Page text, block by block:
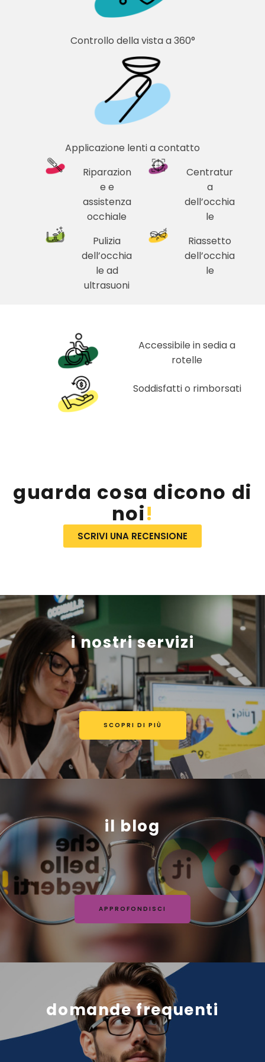
Controllo della vista a 360°
Applicazione lenti a contatto
Riparazion
e e
assistenza
occhiale
Centratur
a
dell’occhia
le
Pulizia
dell’occhia
le ad
ultrasuoni
Riassetto
dell’occhia
le
Accessibile in sedia a
rotelle
Soddisfatti o rimborsati
guarda cosa dicono di
noi!
SCRIVI UNA RECENSIONE
i nostri servizi
SCOPRI DI PIÙ
il blog
APPROFONDISCI
domande frequenti